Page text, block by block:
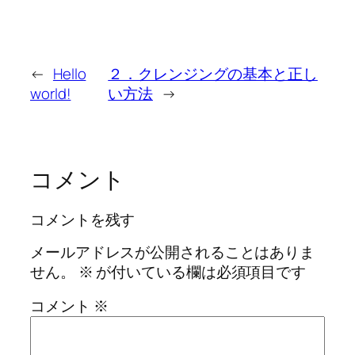
← Hello
world!
２．クレンジングの基本と正し
い方法 →
コメント
コメントを残す
メールアドレスが公開されることはありま
せん。
※ が付いている欄は必須項目です
コメント ※